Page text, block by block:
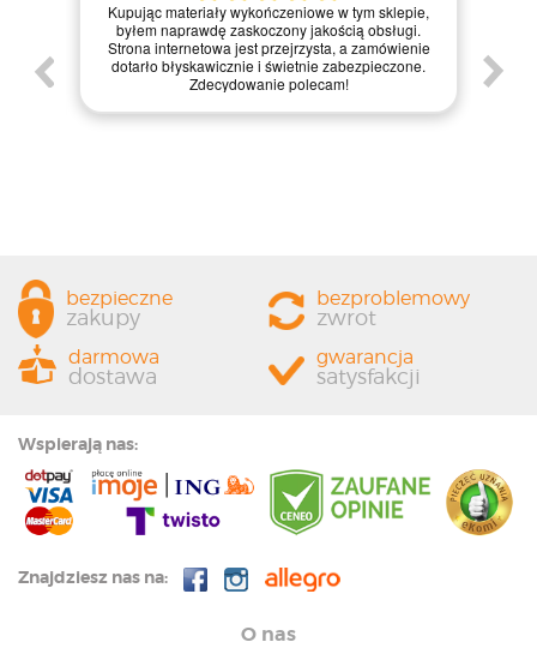
Kupując materiały wykończeniowe w tym sklepie,
byłem naprawdę zaskoczony jakością obsługi.
Strona internetowa jest przejrzysta, a zamówienie
dotarło błyskawicznie i świetnie zabezpieczone.
Zdecydowanie polecam!
bezpieczne
zakupy
bezproblemowy
zwrot
darmowa
dostawa
gwarancja
satysfakcji
Wspierają nas:
Znajdziesz nas na:
O nas